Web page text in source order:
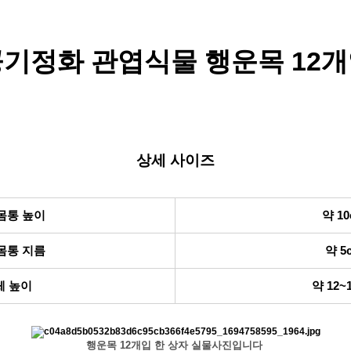
정화 관엽식물 행운목 12
상세 사이즈
통 높이 약
통 지름 약
높이 약
행운목 12개입 한 상자 실물사진입니다